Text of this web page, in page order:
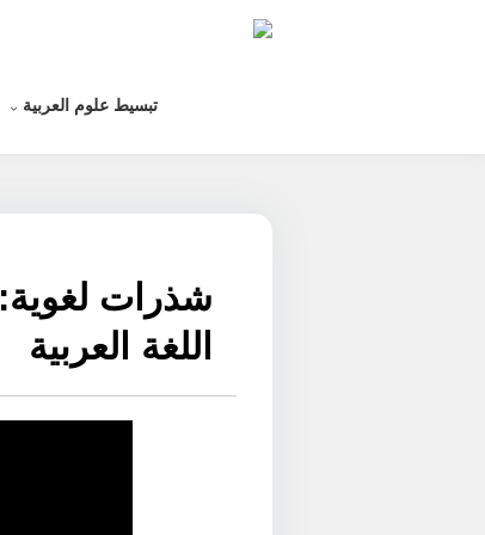
تبسيط علوم العربية
شذرات لغوية:
اللغة العربية